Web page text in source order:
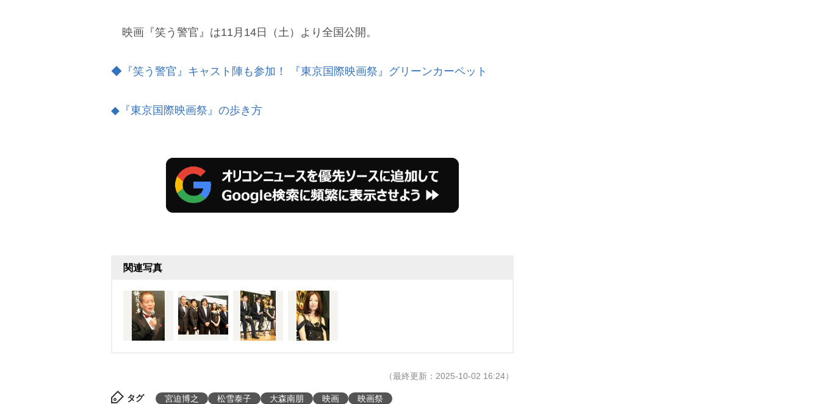
映画『笑う警官』は11月14日（土）より全国公開。
◆『笑う警官』キャスト陣も参加！ 『東京国際映画祭』グリーンカーペット
◆『東京国際映画祭』の歩き方
関連写真
（最終更新：2025-10-02 16:24）
タグ 宮迫博之 松雪泰子 大森南朋 映画 映画祭